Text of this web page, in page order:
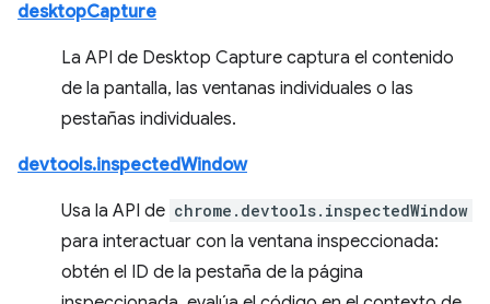
desktopCapture
La API de Desktop Capture captura el contenido
de la pantalla, las ventanas individuales o las
pestañas individuales.
devtools.inspectedWindow
Usa la API de chrome.devtools.inspectedWindow
para interactuar con la ventana inspeccionada:
obtén el ID de la pestaña de la página